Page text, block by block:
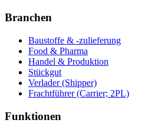
Branchen
Baustoffe & -zulieferung
Food & Pharma
Handel & Produktion
Stückgut
Verlader (Shipper)
Frachtführer (Carrier; 2PL)
Funktionen